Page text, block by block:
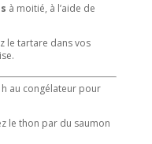
à moitié, à l’aide de
le tartare dans vos
au congélateur pour
le thon par du saumon